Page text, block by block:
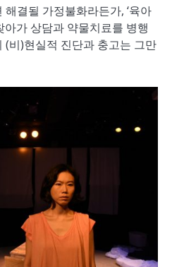
결될 가정불화라든가, ‘육아
아가 상담과 약물치료를 병행
비)현실적 진단과 충고는 그만